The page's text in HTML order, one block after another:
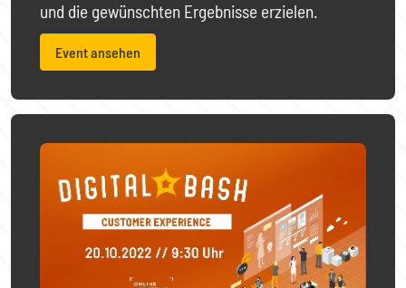
und die gewünschten Ergebnisse erzielen.
Event ansehen